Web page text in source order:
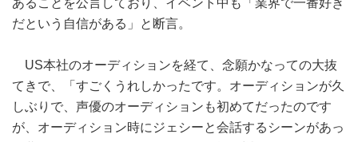
あることを公言しており、イベント中も「業界で一番好き
だという自信がある」と断言。
US本社のオーディションを経て、念願かなっての大抜
てきで、「すごくうれしかったです。オーディションが久
しぶりで、声優のオーディションも初めてだったのです
が、オーディション時にジェシーと会話するシーンがあっ